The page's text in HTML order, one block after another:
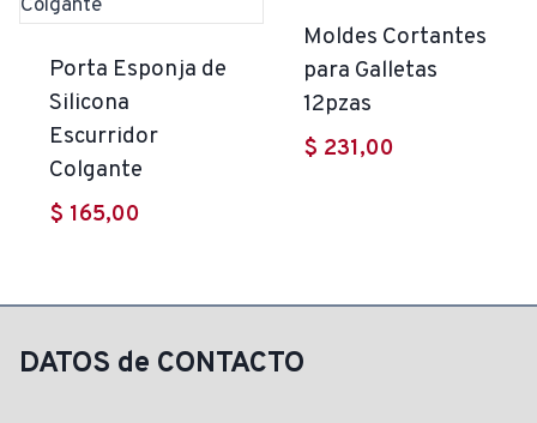
Porta Esponja de
Silicona
Escurridor
Colgante
$ 165,00
Moldes Cortantes
para Galletas
12pzas
$ 231,00
DATOS de CONTACTO